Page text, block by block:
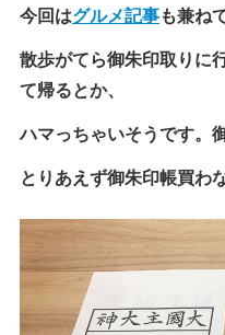
今回はグルメ記事も兼ね
散歩がてら御朱印取りに
て帰るとか、
ハマっちゃいそうです。
とりあえず御朱印帳買わ